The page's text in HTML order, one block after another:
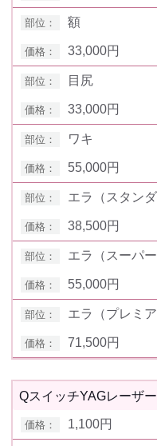
額
33,000円
目尻
33,000円
ワキ
55,000円
エラ（スタンダ
38,500円
エラ（スーパー
55,000円
エラ（プレミア
71,500円
QスイッチYAGレーザ
1,100円